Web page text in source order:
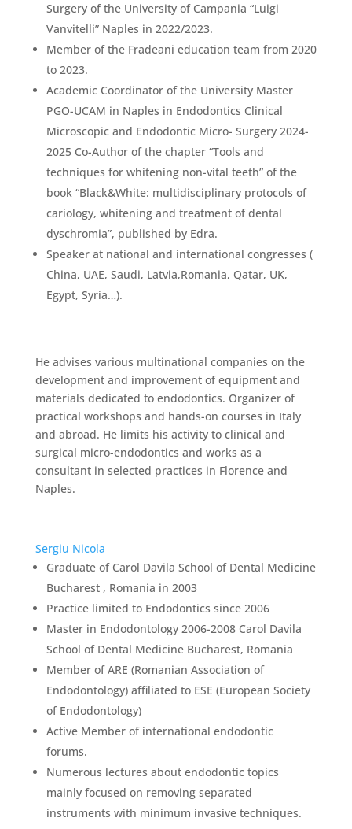
Surgery of the University of Campania “Luigi
Vanvitelli” Naples in 2022/2023.
Member of the Fradeani education team from 2020
to 2023.
Academic Coordinator of the University Master
PGO-UCAM in Naples in Endodontics Clinical
Microscopic and Endodontic Micro- Surgery 2024-
2025 Co-Author of the chapter “Tools and
techniques for whitening non-vital teeth” of the
book “Black&White: multidisciplinary protocols of
cariology, whitening and treatment of dental
dyschromia”, published by Edra.
Speaker at national and international congresses (
China, UAE, Saudi, Latvia,Romania, Qatar, UK,
Egypt, Syria…).
He advises various multinational companies on the
development and improvement of equipment and
materials dedicated to endodontics. Organizer of
practical workshops and hands-on courses in Italy
and abroad. He limits his activity to clinical and
surgical micro-endodontics and works as a
consultant in selected practices in Florence and
Naples.
Sergiu Nicola
Graduate of Carol Davila School of Dental Medicine
Bucharest , Romania in 2003
Practice limited to Endodontics since 2006
Master in Endodontology 2006-2008 Carol Davila
School of Dental Medicine Bucharest, Romania
Member of ARE (Romanian Association of
Endodontology) affiliated to ESE (European Society
of Endodontology)
Active Member of international endodontic
forums.
Numerous lectures about endodontic topics
mainly focused on removing separated
instruments with minimum invasive techniques.